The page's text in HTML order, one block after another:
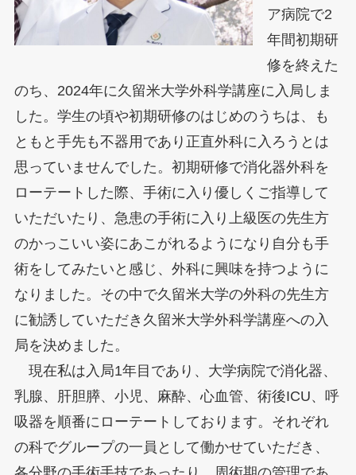
ア病院で2
年間初期研
修を終えた
のち、2024年に久留米大学外科学講座に入局しま
した。学生の頃や初期研修のはじめのうちは、も
ともと手先も不器用であり正直外科に入ろうとは
思っていませんでした。初期研修で消化器外科を
ローテートした際、手術に入り優しくご指導して
いただいたり、急患の手術に入り上級医の先生方
のかっこいい姿にあこがれるようになり自分も手
術をしてみたいと感じ、外科に興味を持つように
なりました。その中で久留米大学の外科の先生方
に勧誘していただき久留米大学外科学講座への入
局を決めました。
現在私は入局1年目であり、大学病院で消化器、
乳腺、肝胆膵、小児、麻酔、心血管、術後ICU、呼
吸器を順番にローテートしております。それぞれ
の科でグループの一員として働かせていただき、